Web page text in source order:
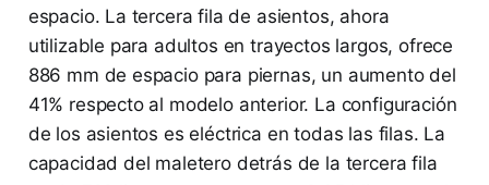
espacio. La tercera fila de asientos, ahora
utilizable para adultos en trayectos largos, ofrece
886 mm de espacio para piernas, un aumento del
41% respecto al modelo anterior. La configuración
de los asientos es eléctrica en todas las filas. La
capacidad del maletero detrás de la tercera fila